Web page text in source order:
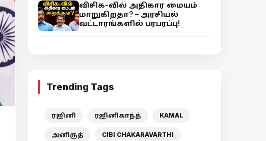
விசிக-வில் அதிகார மையம்
மாறுகிறதா? – அரசியல்
வட்டாரங்களில் பரபரப்பு!
Trending Tags
ரஜினி ரஜினிகாந்த் KAMAL
அனிருத் CIBI CHAKARAVARTHI